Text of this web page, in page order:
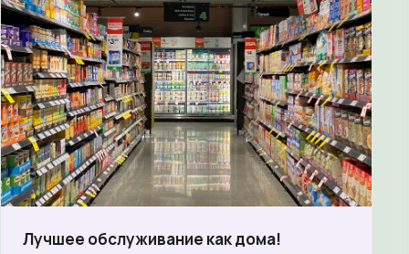
Лучшее обслуживание как дома!